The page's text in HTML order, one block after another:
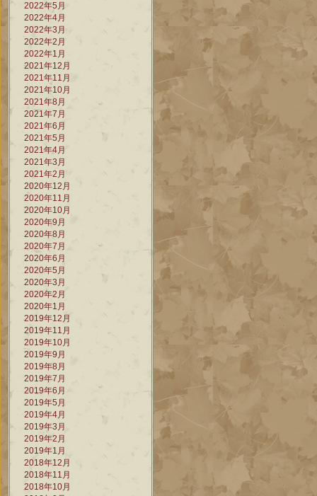
2022年5月
2022年4月
2022年3月
2022年2月
2022年1月
2021年12月
2021年11月
2021年10月
2021年8月
2021年7月
2021年6月
2021年5月
2021年4月
2021年3月
2021年2月
2020年12月
2020年11月
2020年10月
2020年9月
2020年8月
2020年7月
2020年6月
2020年5月
2020年3月
2020年2月
2020年1月
2019年12月
2019年11月
2019年10月
2019年9月
2019年8月
2019年7月
2019年6月
2019年5月
2019年4月
2019年3月
2019年2月
2019年1月
2018年12月
2018年11月
2018年10月